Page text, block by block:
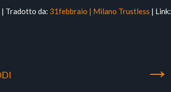
Tradotto da: 31febbraio | Milano Trustless | Link:
MODI →